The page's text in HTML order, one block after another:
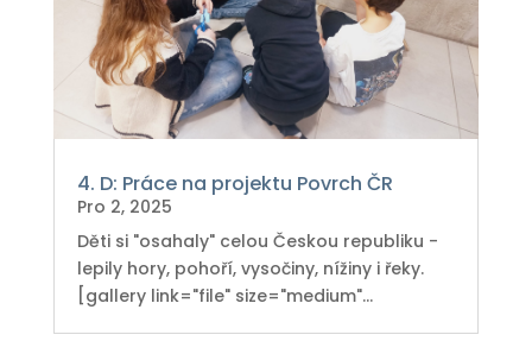
4. D: Práce na projektu Povrch ČR
Pro 2, 2025
Děti si "osahaly" celou Českou republiku -
lepily hory, pohoří, vysočiny, nížiny i řeky.
[gallery link="file" size="medium"...